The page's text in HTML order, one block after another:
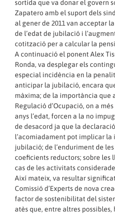
sortida que va donar el govern
Zapatero amb el suport dels
al gener de 2011 van acceptar
de l’edat de jubilació i
cotització per a calcular la
A continuació el ponent Alex
Ronda, va desplegar els
especial incidència en la
anticipar la jubilació, encara
màxima; de la importància que
Regulació d’Ocupació, on a
anys l’edat, forcen a la no
de desacord ja que la
l’acomiadament pot implicar
jubilació; de l’enduriment de
coeficients reductors; sobre les
cas de les activitats
Així mateix, va resultar
Comissió d’Experts de nova
factor de sostenibilitat del
atès que, entre altres